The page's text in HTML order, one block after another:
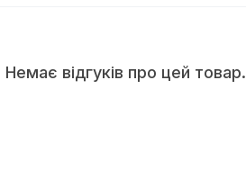
Немає відгуків про цей товар.